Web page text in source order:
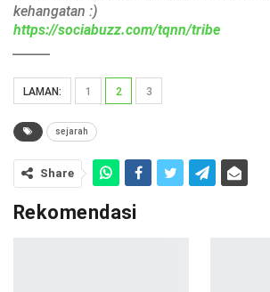
kehangatan :)
https://sociabuzz.com/tqnn/tribe
LAMAN: 1 2 3
sejarah
Share
Rekomendasi